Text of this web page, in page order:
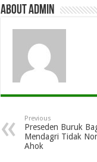
About admin
Previous
Preseden Buruk
Mendagri Tidak
Ahok